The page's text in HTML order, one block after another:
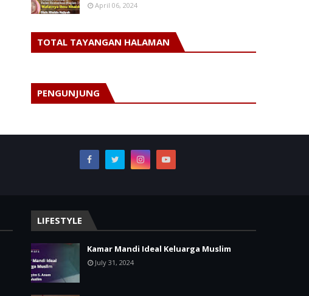
April 06, 2024
TOTAL TAYANGAN HALAMAN
PENGUNJUNG
LIFESTYLE
Kamar Mandi Ideal Keluarga Muslim
July 31, 2024